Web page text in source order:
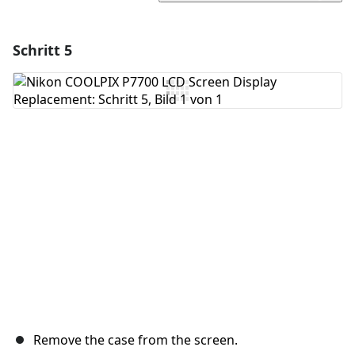
Kommentar hinzufügen
Schritt 5
Remove the case from the screen.